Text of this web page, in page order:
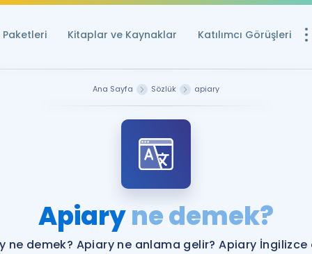
Paketleri Kitaplar ve Kaynaklar Katılımcı Görüşleri
YDS ve YÖKDİL
Rehberlik Aracı
YDS ve
Ana Sayfa Sözlük apiary
Apiaryne demek?
ne demek? Apiary ne anlama gelir? Apiary İngilizce